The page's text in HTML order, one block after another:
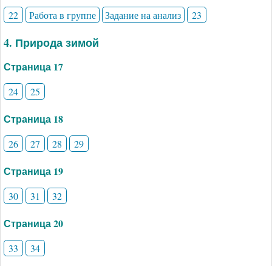
22 Работа в группе Задание на анализ 23
4. Природа зимой
Страница 17
24 25
Страница 18
26 27 28 29
Страница 19
30 31 32
Страница 20
33 34